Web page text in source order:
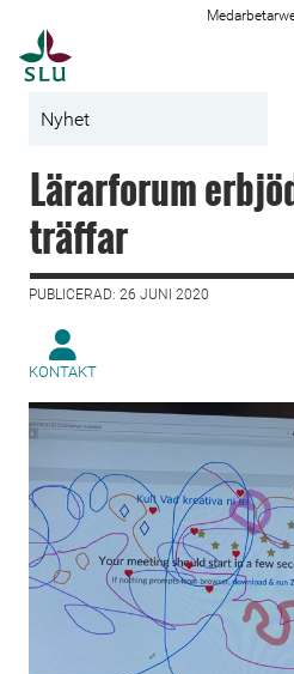
Nyhet
Lärarforum
träffar
PUBLICERAD: 26 JUNI 2020
KONTAKT